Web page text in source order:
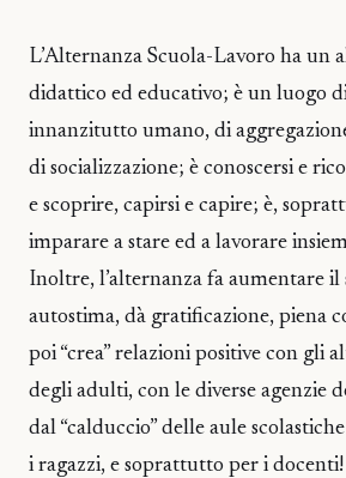
L’Alternanza Scuola-Lavoro ha un
didattico ed educativo; è un luogo
innanzitutto umano, di
di socializzazione; è conoscersi e
e scoprire, capirsi e capire; è,
imparare a stare ed a lavorare
Inoltre, l’alternanza fa aumentare il
autostima, dà gratificazione, piena
poi “crea” relazioni positive con gli
degli adulti, con le diverse agenzie
dal “calduccio” delle aule
i ragazzi, e soprattutto per i